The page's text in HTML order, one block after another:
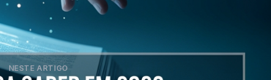
NESTE ARTIGO